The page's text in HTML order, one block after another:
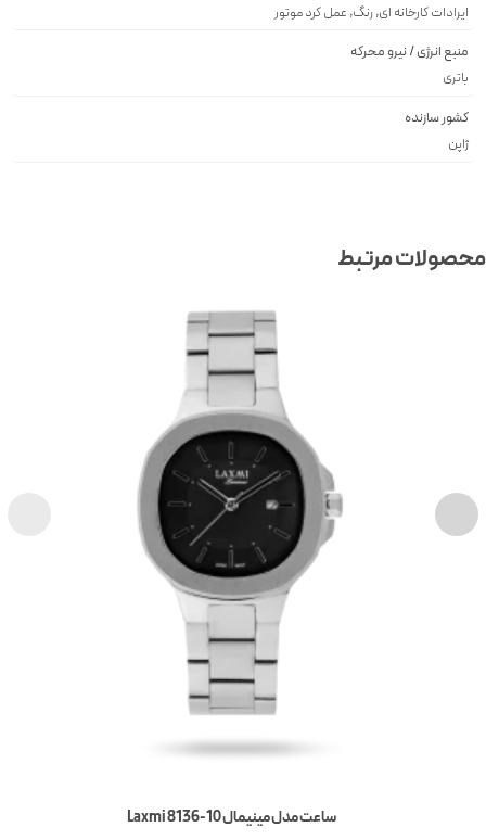
ایرادات کارخانه ای, رنگ, عمل کرد موتور
منبع انرژی / نیرو محرکه
باتری
کشور سازنده
ژاپن
مرتبط
ساعت مدل مینیمال Laxmi 8136-10